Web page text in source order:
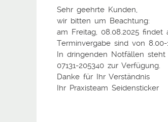
Sehr geehrte Kunden,
wir bitten um Beachtung:
am Freitag, 08.08.2025
Terminvergabe sind von
In dringenden Notfällen
07131-205340 zur Verfügung.
Danke für Ihr Verständnis
Ihr Praxisteam Seidensticker